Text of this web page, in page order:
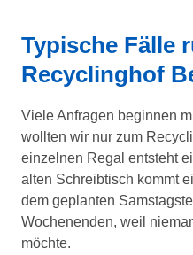
Typische Fälle
Recyclinghof
Viele Anfragen beginnen
wollten wir nur zum
einzelnen Regal entsteht
alten Schreibtisch kommt
dem geplanten
Wochenenden, weil
möchte.